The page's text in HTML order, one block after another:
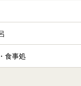
食事処